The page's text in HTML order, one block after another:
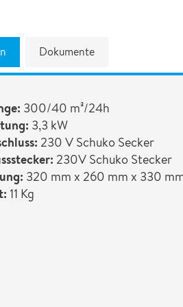
Dokumente
300/40 m³/24h
3,3 kW
230 V Schuko Secker
230V Schuko Stecker
320 mm x 260 mm x 330
11 Kg